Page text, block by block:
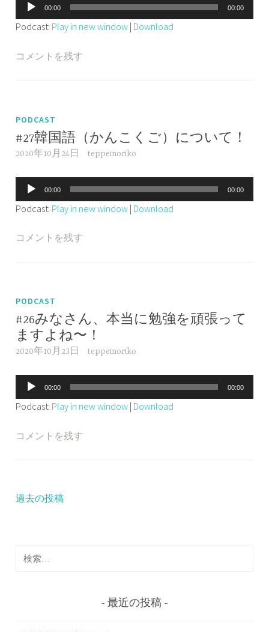
声
プ
ー
00:00 00:00
Podcast: Play in new window | Download
コメントを残す
PODCAST
#27韓国語（かんこくご）について！
2020年10月24日 teppeinoriko
声
プ
ー
00:00 00:00
Podcast: Play in new window | Download
コメントを残す
PODCAST
#26みなさん、本当に勉強を頑張って
ますよね〜！
2020年10月23日 teppeinoriko
声
プ
ー
00:00 00:00
Podcast: Play in new window | Download
コメントを残す
投
ビ
過去の投稿
検
最近の投稿